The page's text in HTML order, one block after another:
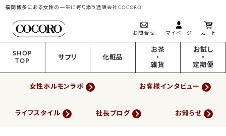
福岡博多にある女性の一生に寄り添う通販会社COCORO
お問合せ マイページ カート
SHOP
TOP
サプリ 化粧品
お茶
・
雑貨
お試し
・
定期便
女性ホルモンラボ お客様インタビュー
ライフスタイル 社長ブログ お知らせ